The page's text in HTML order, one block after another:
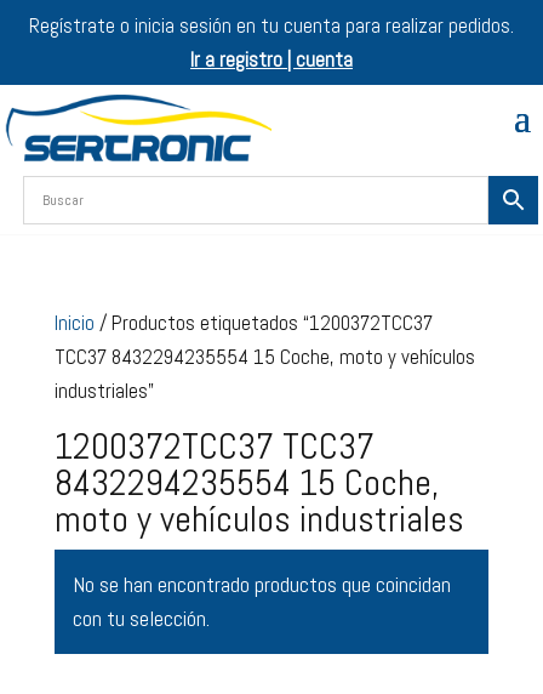
Regístrate o inicia sesión en tu cuenta para realizar pedidos.
Ir a registro | cuenta
Inicio / Productos etiquetados “1200372TCC37
TCC37 8432294235554 15 Coche, moto y vehículos
industriales”
1200372TCC37 TCC37
8432294235554 15 Coche,
moto y vehículos industriales
No se han encontrado productos que coincidan
con tu selección.